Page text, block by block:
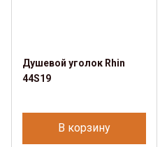
Душевой уголок Rhin
44S19
В корзину